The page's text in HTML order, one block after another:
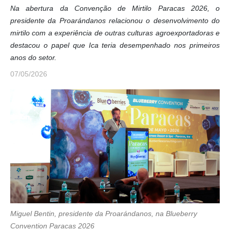
Na abertura da Convenção de Mirtilo Paracas 2026, o
presidente da Proarándanos relacionou o desenvolvimento do
mirtilo com a experiência de outras culturas agroexportadoras e
destacou o papel que Ica teria desempenhado nos primeiros
anos do setor.
07/05/2026
Miguel Bentin, presidente da Proarándanos, na Blueberry
Convention Paracas 2026